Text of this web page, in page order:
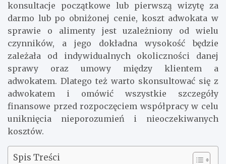
konsultacje początkowe lub pierwszą wizytę za
darmo lub po obniżonej cenie, koszt adwokata w
sprawie o alimenty jest uzależniony od wielu
czynników, a jego dokładna wysokość będzie
zależała od indywidualnych okoliczności danej
sprawy oraz umowy między klientem a
adwokatem. Dlatego też warto skonsultować się z
adwokatem i omówić wszystkie szczegóły
finansowe przed rozpoczęciem współpracy w celu
uniknięcia nieporozumień i nieoczekiwanych
kosztów.
Spis Treści